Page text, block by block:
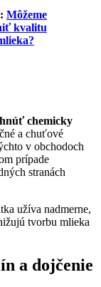
Môžeme
kvalitu
chemicky
a chuťové
v obchodoch
prípade
stranách
užíva nadmerne,
tvorbu mlieka
a dojčenie